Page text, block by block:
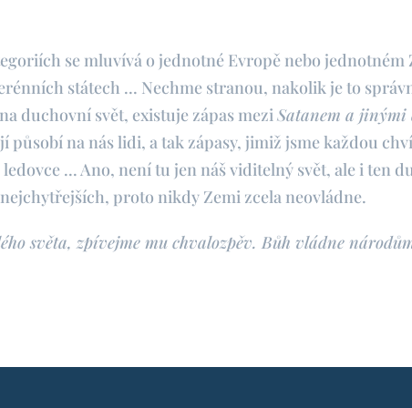
se mluvívá o jednotné Evropě nebo jednotném
státech ... Nechme stranou, nakolik je to
duchovní svět, existuje zápas meziSatanem a jinými
působí na nás lidi, a tak zápasy, jimiž jsme každou
... Ano, není tu jen náš viditelný svět, ale i ten
proto nikdy Zemi zcela neovládne.
světa, zpívejme mu chvalozpěv. Bůh vládne